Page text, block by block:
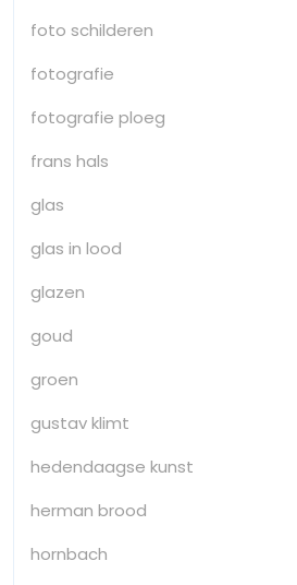
foto schilderen
fotografie
fotografie ploeg
frans hals
glas
glas in lood
glazen
goud
groen
gustav klimt
hedendaagse kunst
herman brood
hornbach